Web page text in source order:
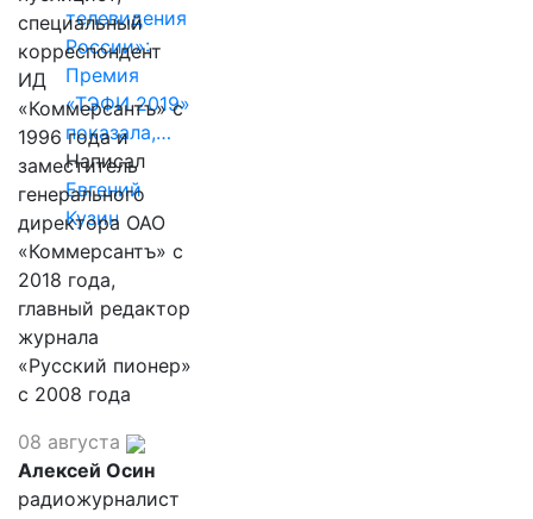
телевидения
России»:
Премия
«ТЭФИ 2019»
показала,…
Написал
Евгений
Кузин
специальный
корреспондент
ИД
«Коммерсантъ» с
1996 года и
заместитель
генерального
директора ОАО
«Коммерсантъ» с
2018 года,
главный редактор
журнала
«Русский пионер»
с 2008 года
08 августа
Алексей Осин
радиожурналист